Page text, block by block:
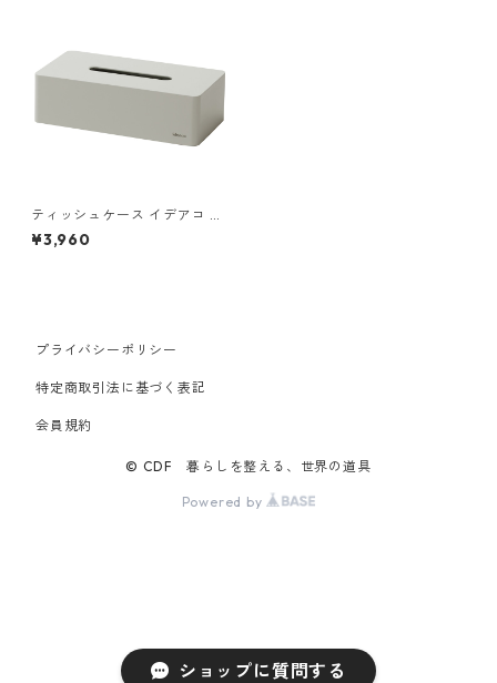
ショップに質問する
ティッシュケース イデアコ 箱
ティッシュ専用 ボックスグラ
ンデ ideaco Tissue Case box
¥3,960
プライバシーポリシー
特定商取引法に基づく表記
会員規約
© CDF 暮らしを整える、世界の道具
Powered by